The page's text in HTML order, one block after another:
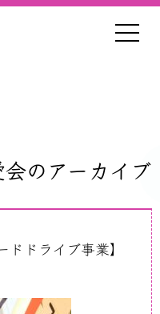
のアーカイブ
ドドライブ事業】